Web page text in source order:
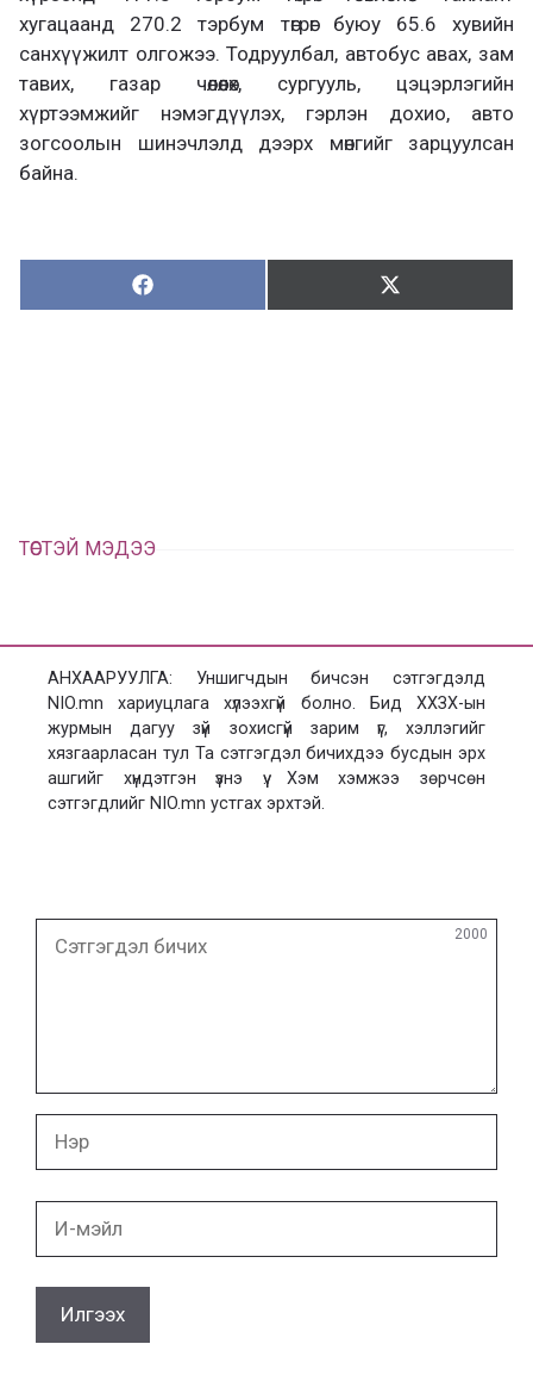
хугацаанд 270.2 тэрбум төгрөг буюу 65.6 хувийн
санхүүжилт олгожээ. Тодруулбал, автобус авах, зам
тавих, газар чөлөөлөх, сургууль, цэцэрлэгийн
хүртээмжийг нэмэгдүүлэх, гэрлэн дохио, авто
зогсоолын шинэчлэлд дээрх мөнгийг зарцуулсан
байна.
Хуваалцах:
Х
у
Түгээх:
Т
ү
ТӨСТЭЙ МЭДЭЭ
АНХААРУУЛГА: Уншигчдын бичсэн сэтгэгдэлд
NIO.mn хариуцлага хүлээхгүй болно. Бид ХХЗХ-ын
журмын дагуу зүй зохисгүй зарим үг, хэллэгийг
хязгаарласан тул Та сэтгэгдэл бичихдээ бусдын эрх
ашгийг хүндэтгэн үзнэ үү. Хэм хэмжээ зөрчсөн
сэтгэгдлийг NIO.mn устгах эрхтэй.
2000
мэйл